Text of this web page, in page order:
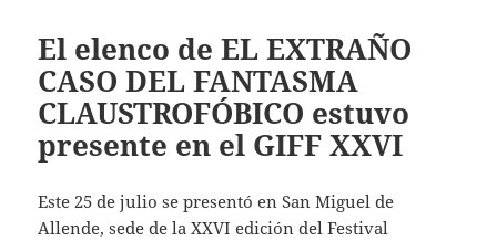
El elenco de EL EXTRAÑO
CASO DEL FANTASMA
CLAUSTROFÓBICO estuvo
presente en el GIFF XXVI
Este 25 de julio se presentó en San Miguel de
Allende, sede de la XXVI edición del Festival